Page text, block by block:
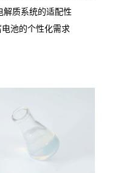
解质系统的适配性
池的个性化需求